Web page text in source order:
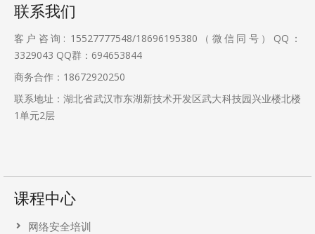
联系我们
客户咨询: 15527777548/18696195380（微信同号）QQ：
3329043 QQ群：694653844
商务合作：18672920250
联系地址：湖北省武汉市东湖新技术开发区武大科技园兴业楼北楼
1单元2层
课程中心
网络安全培训